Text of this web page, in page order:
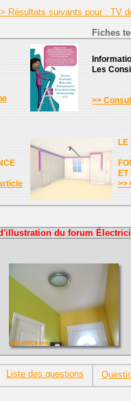
Résultats suivants pour : TV
Fiches
Les
>>
LE
>>
du forum
Liste des questions